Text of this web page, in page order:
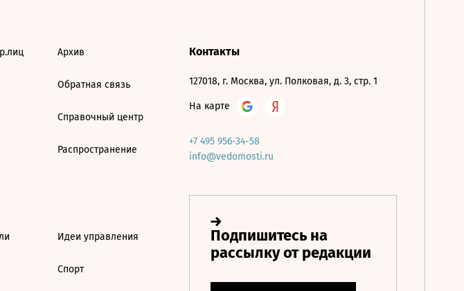
Архив
Обратная связь
Справочный центр
Распространение
Идеи управления
Спорт
Контакты
127018, г. Москва, ул. Полковая, д. 3, стр. 1
На карте
+7 495 956-34-58
info@vedomosti.ru